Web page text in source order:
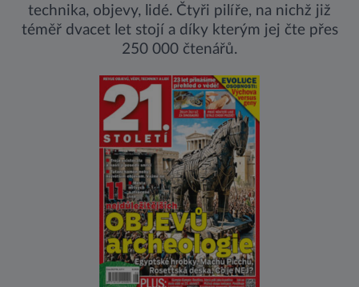
technika, objevy, lidé. Čtyři pilíře, na nichž již
téměř dvacet let stojí a díky kterým jej čte přes
250 000 čtenářů.